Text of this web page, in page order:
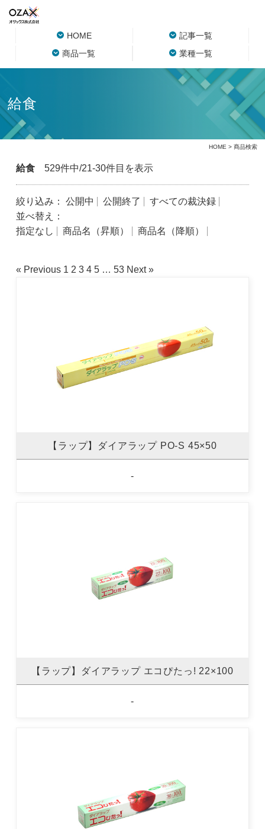
HOME
記事一覧
商品一覧
業種一覧
給食
HOME > 商品検索
給食529件中/21-30件目を表示
絞り込み： 公開中 公開終了
すべての裁決録
並べ替え：
指定なし
商品名（昇順） 商品名（降順）
« Previous 1 2 3 4 5 … 53 Next »
【ラップ】ダイアラップ PO-S 45×50
-
【ラップ】ダイアラップ エコぴたっ! 22×100
-